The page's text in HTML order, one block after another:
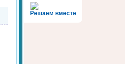
Решаем вместе